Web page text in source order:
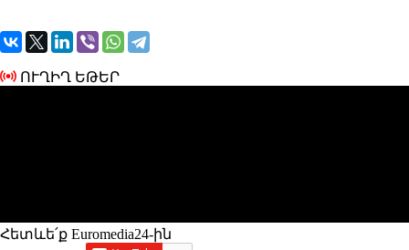
ՈՒՂԻՂ ԵԹԵՐ
Հետևե՛ք Euromedia24-ին